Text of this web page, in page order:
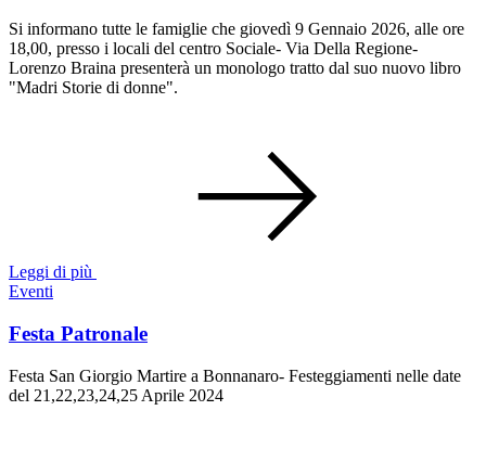
Si informano tutte le famiglie che giovedì 9 Gennaio 2026, alle ore
18,00, presso i locali del centro Sociale- Via Della Regione-
Lorenzo Braina presenterà un monologo tratto dal suo nuovo libro
"Madri Storie di donne".
Leggi di più
Eventi
Festa Patronale
Festa San Giorgio Martire a Bonnanaro- Festeggiamenti nelle date
del 21,22,23,24,25 Aprile 2024